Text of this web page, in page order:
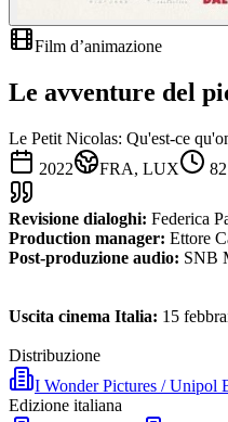
Film d’animazione
Le avventure del
Le Petit Nicolas: Qu'est-ce
2022
FRA, LUX 82
Revisione dialoghi: Federica
Production manager: Ettore
Post-produzione audio: SNB
Uscita cinema Italia: 15
Distribuzione
I Wonder Pictures / Unipol
Edizione italiana